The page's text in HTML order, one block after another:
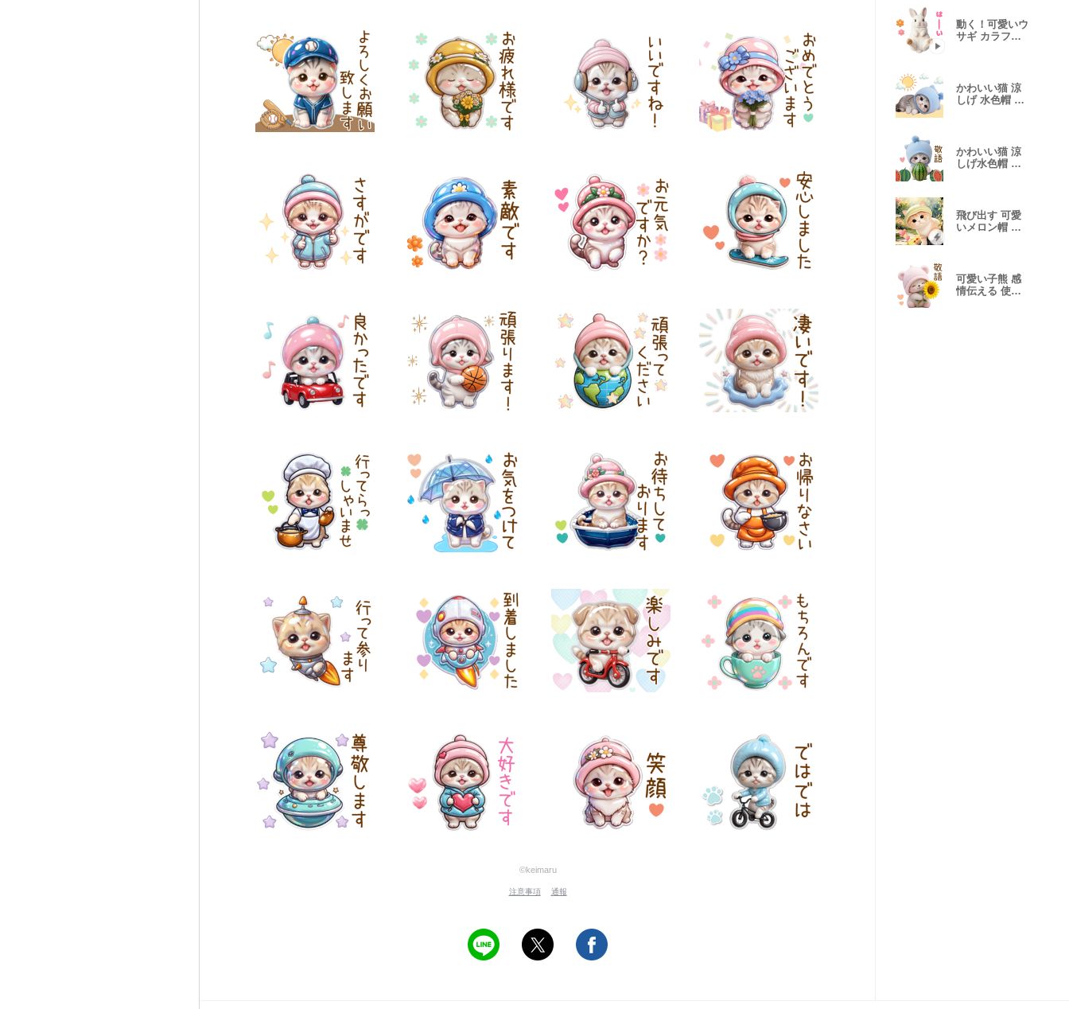
©keimaru
注意事項 通報
動く！可愛いウ
サギ カラフル
かわいい猫 涼
しげ 水色帽 吹
かわいい猫 涼
しげ水色帽 吹
飛び出す 可愛
いメロン帽 猫
可愛い子熊 感
情伝える 使い